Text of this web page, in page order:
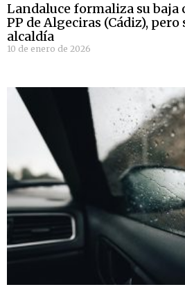
Landaluce formaliza su baja
PP de Algeciras (Cádiz),
alcaldía
10 de enero de 2026